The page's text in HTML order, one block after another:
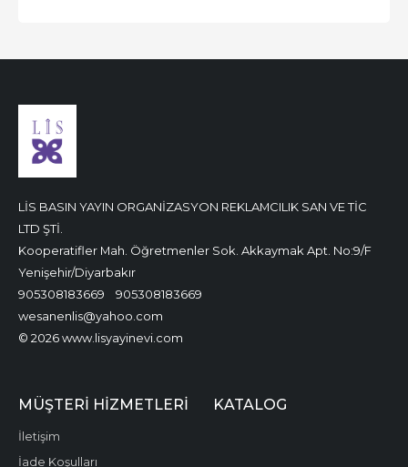
LİS BASIN YAYIN ORGANİZASYON REKLAMCILIK SAN VE TİC
LTD ŞTİ.
Kooperatifler Mah. Öğretmenler Sok. Akkaymak Apt. No:9/F
Yenişehir/Diyarbakır
905308183669
905308183669
wesanenlis@yahoo.com
© 2026 www.lisyayinevi.com
MÜŞTERI HIZMETLERI
İletişim
İade Koşulları
KATALOG